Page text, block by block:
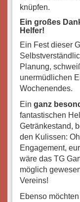
knüpfen.
Ein großes
Helfer!
Ein Fest dieser
Planung,
unermüdlichen
Wochenendes.
Ein ganz
fantastischen
Getränkestand,
den Kulissen:
Engagement,
wäre das TG
möglich
Vereins!
Ebenso